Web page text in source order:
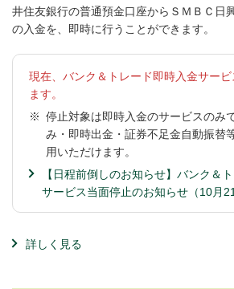
井住友銀行の普通預金口座からＳＭＢＣ日
の入金を、即時に行うことができます。
現在、バンク＆トレード即時入金サービ
ます。
※ 停止対象は即時入金のサービスのみ
み・即時出金・証券不足金自動振替
用いただけます。
【日程前倒しのお知らせ】バンク＆
サービス当面停止のお知らせ（10月
詳しく見る